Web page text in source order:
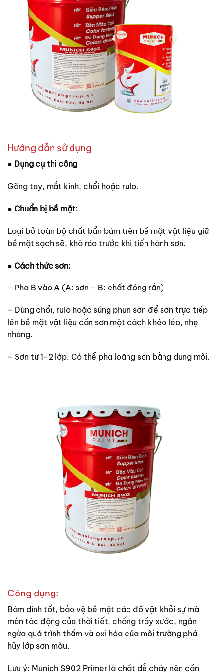
Hướng dẫn sử dụng
● Dụng cụ thi công
Găng tay, mắt kính, chổi hoặc rulo.
● Chuẩn bị bề mặt:
Loại bỏ toàn bộ chất bẩn bám trên bề mặt vật liệu giữ
bề mặt sạch sẽ, khô ráo trước khi tiến hành sơn.
● Cách thức sơn:
– Pha B vào A (A: sơn – B: chất đóng rắn)
– Dùng chổi, rulo hoặc súng phun sơn để sơn trực tiếp
lên bề mặt vật liệu cần sơn một cách khéo léo, nhẹ
nhàng.
– Sơn từ 1-2 lớp. Có thể pha loãng sơn bằng dung môi.
Công dụng:
Bám dính tốt, bảo vệ bề mặt các đồ vật khỏi sự mài
mòn tác động của thời tiết, chống trầy xước, ngăn
ngừa quá trình thấm và oxi hóa của môi trường phá
hủy lớp sơn màu.
Lưu ý: Munich S902 Primer là chất dễ cháy nên cần